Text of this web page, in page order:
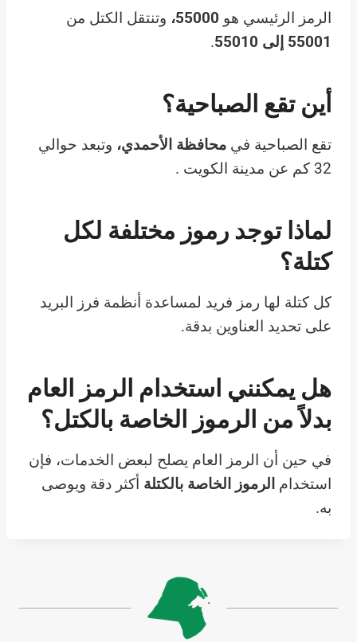
الرمز الرئيسي هو 55000، وتنتقل الكتل من
55001 إلى 55010
.
أين تقع الصباحية؟
تقع الصباحية في محافظة الأحمدي، وتبعد حوالي
32 كم عن مدينة الكويت .
لماذا توجد رموز مختلفة لكل
كتلة؟
كل كتلة لها رمز فريد لمساعدة أنظمة فرز البريد
على تحديد العناوين بدقة.
هل يمكنني استخدام الرمز العام
بدلاً من الرموز الخاصة بالكتل؟
في حين أن الرمز العام يصلح لبعض الخدمات، فإن
استخدام الرموز الخاصة بالكتلة أكثر دقة ويوصى
به.